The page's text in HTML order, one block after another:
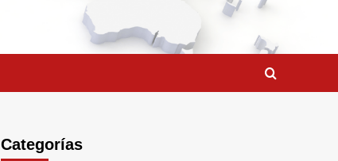
Categorías